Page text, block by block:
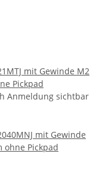
mit Gewinde M2
Pickpad
Anmeldung sichtbar